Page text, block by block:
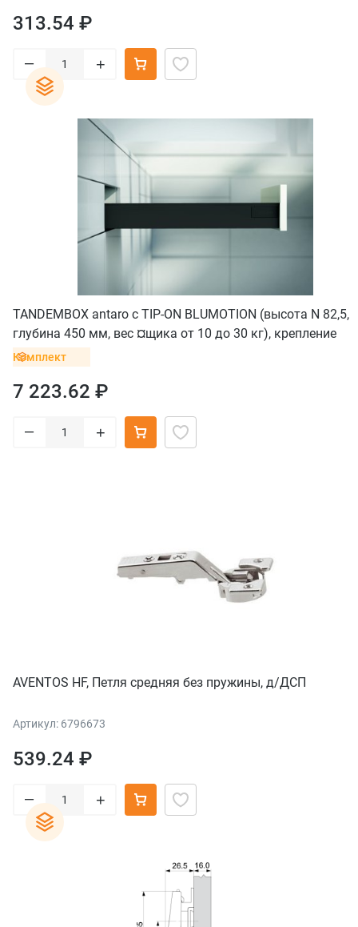
313.54 ₽
– +
TANDEMBOX antaro с TIP-ON BLUMOTION (высота N 82,5,
глубина 450 мм, вес ¤щика от 10 до 30 кг), крепление
INSERTA, черный
Комплект
7 223.62 ₽
– +
AVENTOS HF, Петля средняя без пружины, д/ДСП
Артикул: 6796673
539.24 ₽
– +